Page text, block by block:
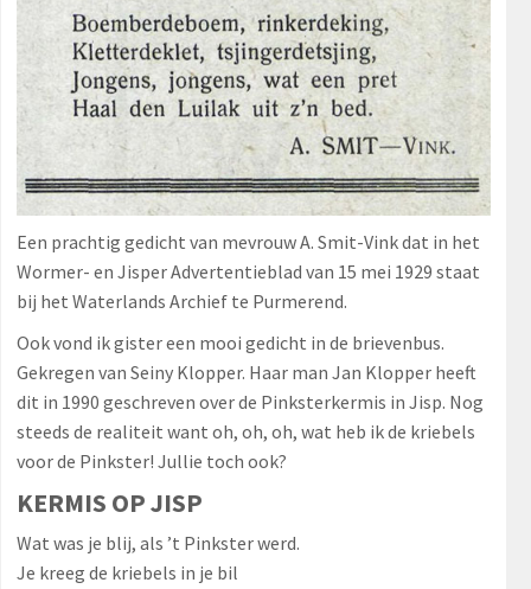
Een prachtig gedicht van mevrouw A. Smit-Vink dat in het
Wormer- en Jisper Advertentieblad van 15 mei 1929 staat
bij het Waterlands Archief te Purmerend.
Ook vond ik gister een mooi gedicht in de brievenbus.
Gekregen van Seiny Klopper. Haar man Jan Klopper heeft
dit in 1990 geschreven over de Pinksterkermis in Jisp. Nog
steeds de realiteit want oh, oh, oh, wat heb ik de kriebels
voor de Pinkster! Jullie toch ook?
KERMIS OP JISP
Wat was je blij, als ’t Pinkster werd.
Je kreeg de kriebels in je bil